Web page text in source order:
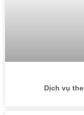
Dịch vụ